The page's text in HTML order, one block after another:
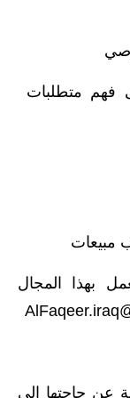
فهم متطلبات
مبيعات
بهذا المجال
عن حاجتها إلى